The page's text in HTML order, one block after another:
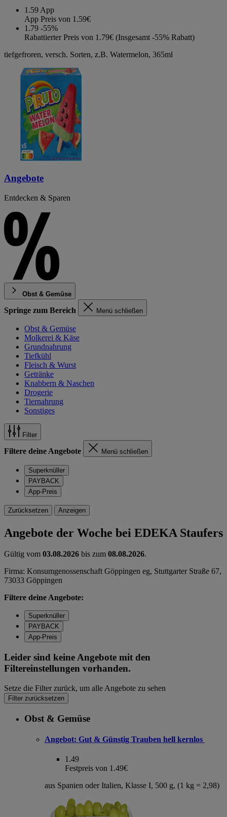
1.59 App
App Preis von 1.59€
1.79 -55%
Rabattierter Preis von 1.79€ (Insgesamt -55% Rabatt)
tiefgefroren, versch. Sorten, z.B. Watermelon, 365ml
Angebote
Entdecken & Sparen
Obst & Gemüse
Springe zum Bereich Menü schließen
Obst & Gemüse
Molkerei & Käse
Grundnahrung
Tiefkühl
Fleisch & Wurst
Getränke
Knabbern & Naschen
Drogerie
Tiernahrung
Sonstiges
Filter
Filtere deine Angebote Menü schließen
Superknüller
PAYBACK
App-Preis
Zurücksetzen Anzeigen
Angebote der Woche bei EDEKA Staufers
Gültig vom 03.08.2026 bis zum 08.08.2026.
Firma: Konsumgenossenschaft Göppingen eg, Stuttgarter Straße 67,
73033 Göppingen
Filtere deine Angebote:
Superknüller
PAYBACK
App-Preis
Leider sind keine Angebote mit den
Filtereinstellungen vorhanden.
Setze die Filter zurück, um alle Angebote zu sehen
Filter zurücksetzen
Obst & Gemüse
Angebot: Gut & Günstig Trauben hell kernlos
1.49
Festpreis von 1.49€
aus Spanien oder Italien, Klasse I, 500 g, (1 kg = 2,98)